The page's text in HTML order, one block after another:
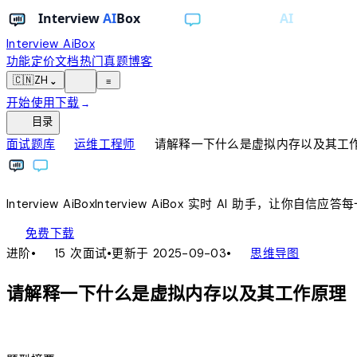
Interview AiBox
功能定价文档热门真题博客
🇨🇳ZH ⌄ ≡
开始使用下载 →
目录
面试题库chevron_right运维工程师chevron_right 请解释一下什么是虚拟内存以及其工
InterviewAiBoxInterviewAiBox实时 AI 助手，让你自信应答每
免费下载
进阶• 15 次面试•更新于 2025-09-03• account_tree思维导图
请解释一下什么是虚拟内存以及其工作原理